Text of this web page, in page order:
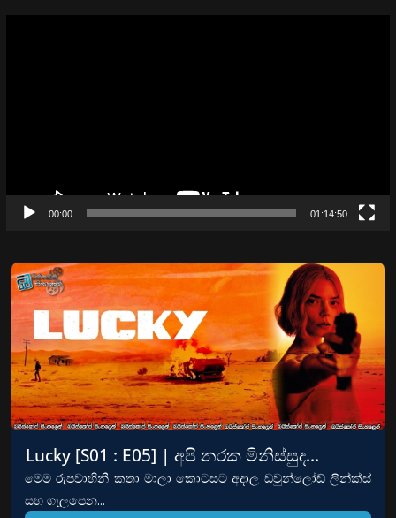
00:00 01:14:50
Lucky [S01 : E05] | අපි නරක මිනිස්සුද…
මෙම රුපවාහිනී කතා මාලා කොටසට අදාල ඩවුන්ලෝඩ් ලින්ක්ස්
සහ ගැලපෙන...